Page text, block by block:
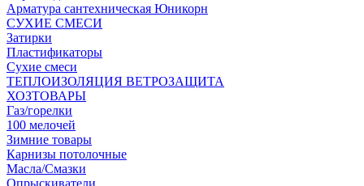
Арматура сантехническая Юникорн
СУХИЕ СМЕСИ
Затирки
Пластификаторы
Сухие смеси
ТЕПЛОИЗОЛЯЦИЯ ВЕТРОЗАЩИТА
ХОЗТОВАРЫ
Газ/горелки
100 мелочей
Зимние товары
Карнизы потолочные
Масла/Смазки
Опрыскиватели